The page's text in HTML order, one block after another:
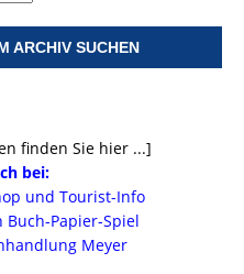
ARCHIV SUCHEN
finden Sie hier ...]
bei:
und Tourist-Info
Papier-Spiel
Meyer